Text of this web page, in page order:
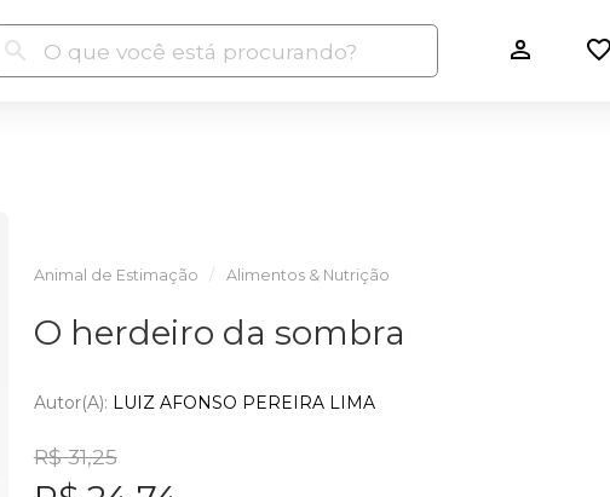
Animal de Estimação Alimentos & Nutrição
O herdeiro da sombra
Autor(a): LUIZ AFONSO PEREIRA LIMA
R$ 31,25